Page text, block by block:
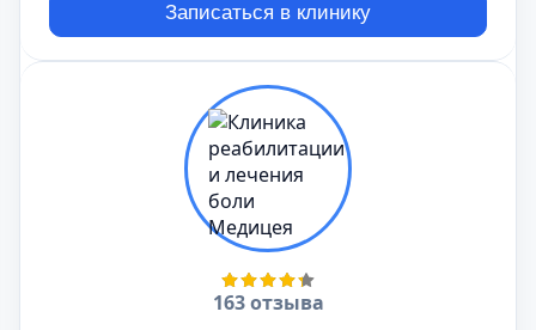
Записаться в клинику
163 отзыва